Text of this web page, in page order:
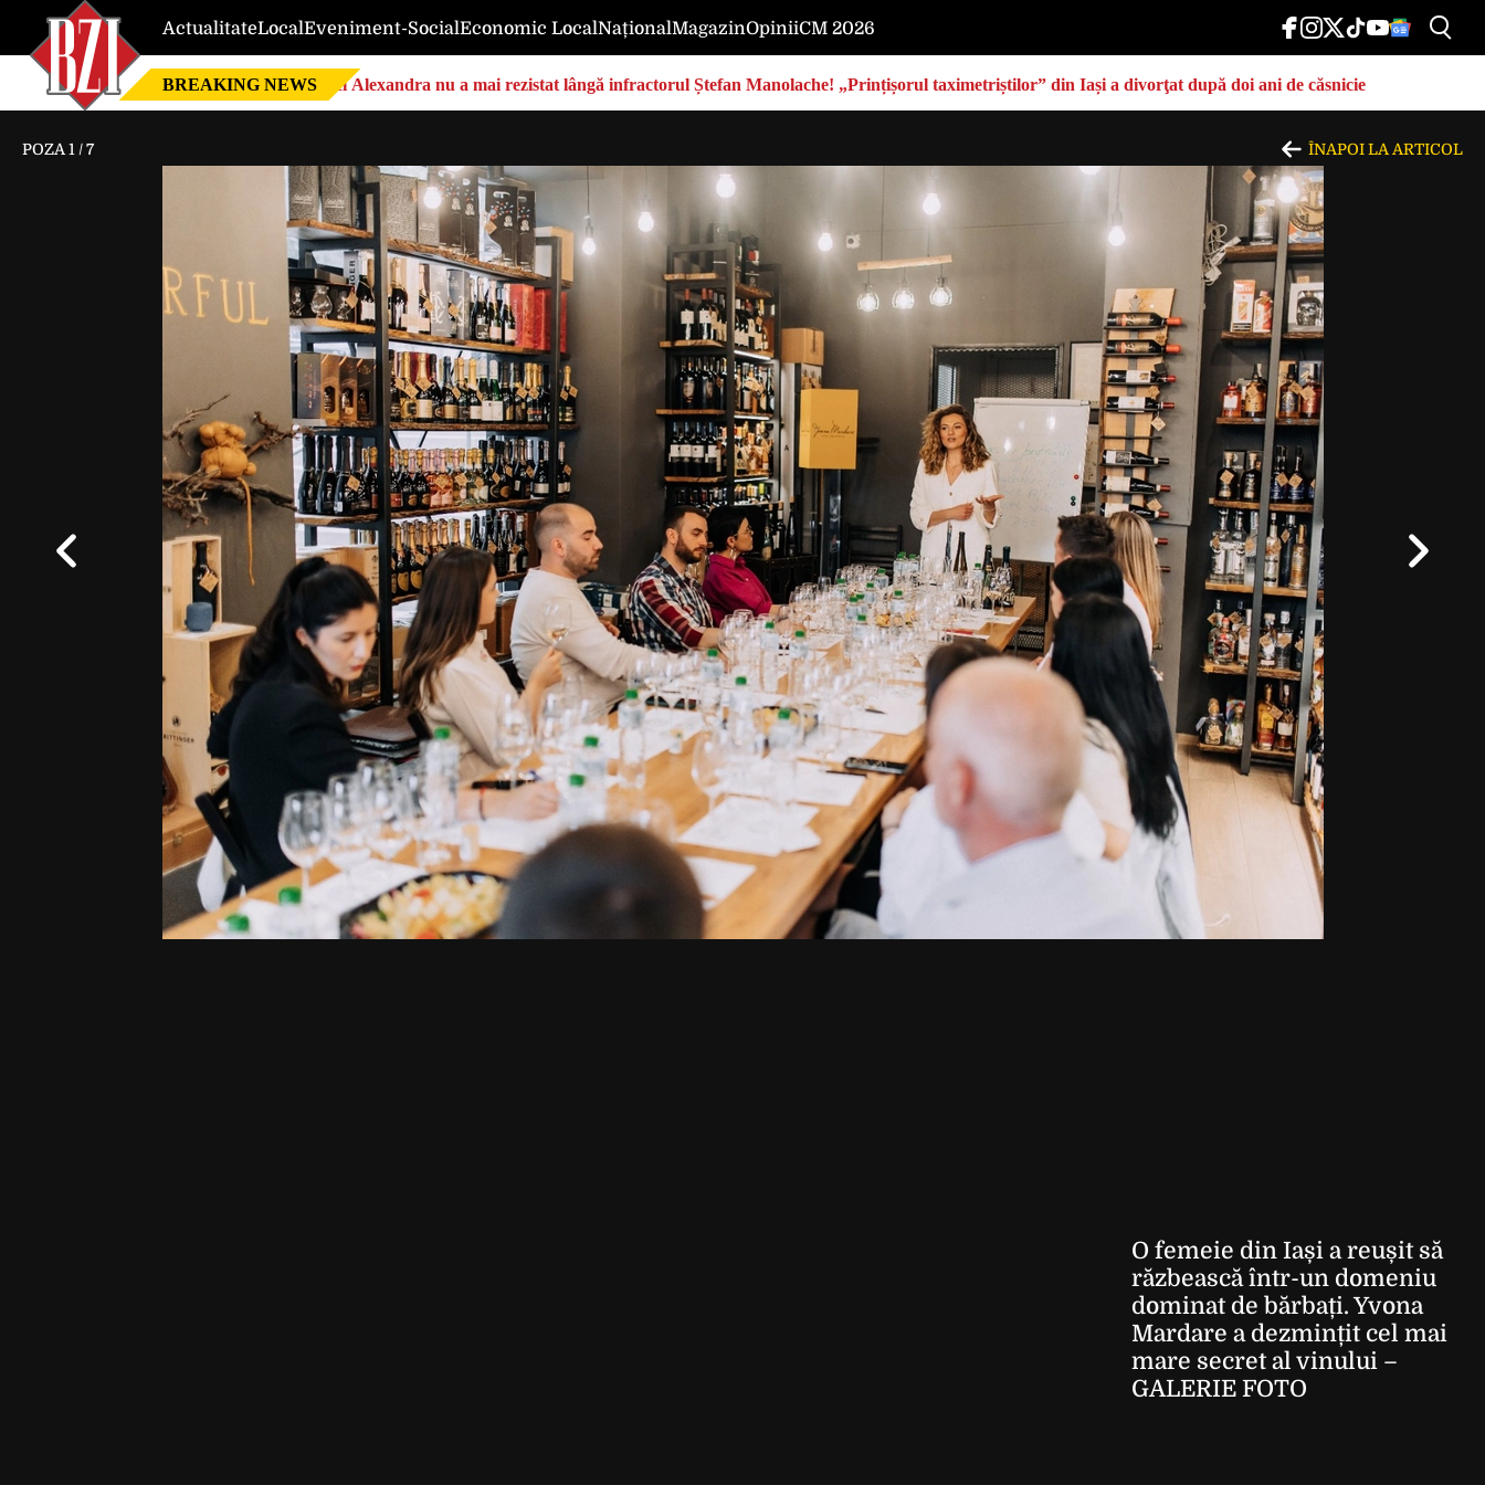
ActualitateLocalEveniment-SocialEconomic LocalNaționalMagazinOpiniiCM 2026
BREAKING NEWS Nici Alexandra nu a mai rezistat lângă infractorul Ștefan Manolache! „Prințișorul taximetriștilor” din Iași a divorţat după doi ani de căsnicie
POZA 1 /7 ÎNAPOI LA ARTICOL
O femeie din Iași a reușit să
răzbească într-un domeniu
dominat de bărbați. Yvona
Mardare a dezmințit cel mai
mare secret al vinului –
GALERIE FOTO